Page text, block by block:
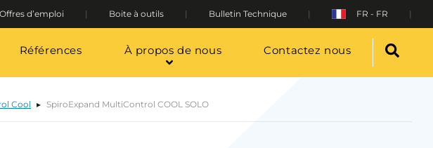
Offres d’emploi Boite à outils Bulletin Technique FR - FR
Références À propos de nous Contactez nous
Cool SpiroExpand MultiControl COOL SOLO